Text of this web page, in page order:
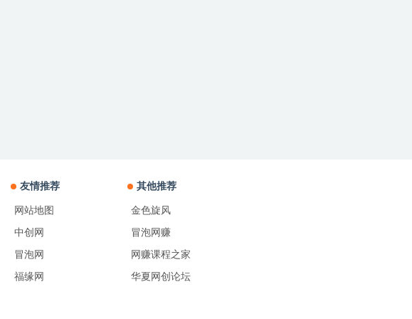
友情推荐
网站地图
中创网
冒泡网
福缘网
其他推荐
金色旋风
冒泡网赚
网赚课程之家
华夏网创论坛